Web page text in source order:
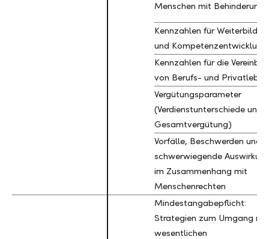
Menschen mit
Kennzahlen für
und Kompetenzentwicklung
Kennzahlen für die
von Berufs- und Privatleben
Vergütungsparameter
(Verdienstunterschiede und
Gesamtvergütung)
Vorfälle, Beschwerden und
schwerwiegende
im Zusammenhang mit
Menschenrechten
Mindestangabepflicht:
Strategien zum Umgang mit
wesentlichen